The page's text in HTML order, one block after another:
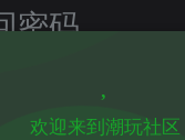
密码
欢迎来到潮玩社区